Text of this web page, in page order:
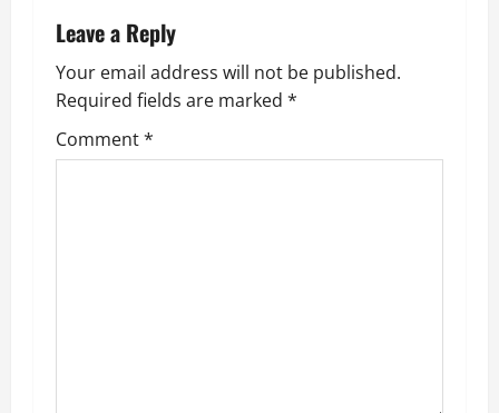
a
v
i
g
Leave a Reply
Your email address will not be published.
Required fields are marked *
Comment*